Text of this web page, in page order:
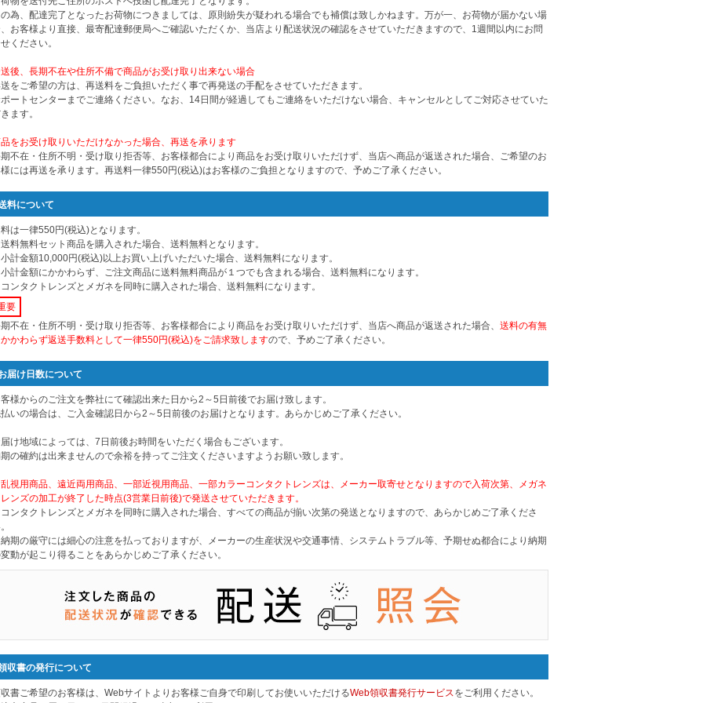
為、配達完了となったお荷物につきましては、原則紛失が疑われる場合でも補償は致しかねます。万が一、お荷物が届かない場
お客様より直接、最寄配達郵便局へご確認いただくか、当店より配送状況の確認をさせていただきますので、1週間以内にお問
ください。
後、長期不在や住所不備で商品がお受け取り出来ない場合
をご希望の方は、再送料をご負担いただく事で再発送の手配をさせていただきます。
ートセンターまでご連絡ください。なお、14日間が経過してもご連絡をいただけない場合、キャンセルとしてご対応させていた
ます。
をお受け取りいただけなかった場合、再送を承ります
不在・住所不明・受け取り拒否等、お客様都合により商品をお受け取りいただけず、当店へ商品が返送された場合、ご希望のお
には再送を承ります。再送料一律550円(税込)はお客様のご負担となりますので、予めご了承ください。
料について
は一律550円(税込)となります。
料無料セット商品を購入された場合、送料無料となります。
計金額10,000円(税込)以上お買い上げいただいた場合、送料無料になります。
計金額にかかわらず、ご注文商品に送料無料商品が１つでも含まれる場合、送料無料になります。
ンタクトレンズとメガネを同時に購入された場合、送料無料になります。
要
不在・住所不明・受け取り拒否等、お客様都合により商品をお受け取りいただけず、当店へ商品が返送された場合、 送料の有無
かわらず返送手数料として一律550円(税込)をご請求致しますので、予めご了承ください。
届け日数について
様からのご注文を弊社にて確認出来た日から2～5日前後でお届け致します。
いの場合は、ご入金確認日から2～5日前後のお届けとなります。あらかじめご了承ください。
け地域によっては、7日前後お時間をいただく場合もございます。
の確約は出来ませんので余裕を持ってご注文くださいますようお願い致します。
視用商品、遠近両用商品、一部近視用商品、一部カラーコンタクトレンズは、メーカー取寄せとなりますので入荷次第、メガネ
ンズの加工が終了した時点(3営業日前後)で発送させていただきます。
ンタクトレンズとメガネを同時に購入された場合、すべての商品が揃い次第の発送となりますので、あらかじめご了承くださ
期の厳守には細心の注意を払っておりますが、メーカーの生産状況や交通事情、システムトラブル等、予期せぬ都合により納期
動が起こり得ることをあらかじめご了承ください。
収書の発行について
書ご希望のお客様は、Webサイトよりお客様ご自身で印刷してお使いいただけるWeb領収書発行サービスをご利用ください。